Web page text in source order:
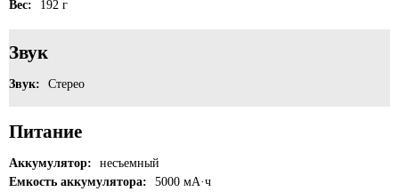
Вес:
192 г
Звук
Звук: Стерео
Питание
Аккумулятор:
несъемный
Емкость аккумулятора:
5000 мА·ч